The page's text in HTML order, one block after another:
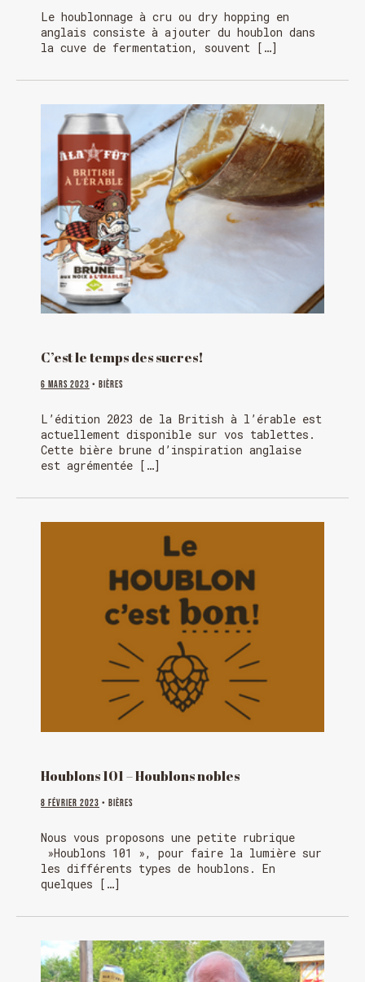
Le houblonnage à cru ou dry hopping en
anglais consiste à ajouter du houblon dans
la cuve de fermentation, souvent […]
C’est le temps des sucres!
6 mars 2023 • Bières
L’édition 2023 de la British à l’érable est
actuellement disponible sur vos tablettes.
Cette bière brune d’inspiration anglaise
est agrémentée […]
Houblons 101 – Houblons nobles
8 février 2023 • Bières
Nous vous proposons une petite rubrique
»Houblons 101 », pour faire la lumière sur
les différents types de houblons. En
quelques […]